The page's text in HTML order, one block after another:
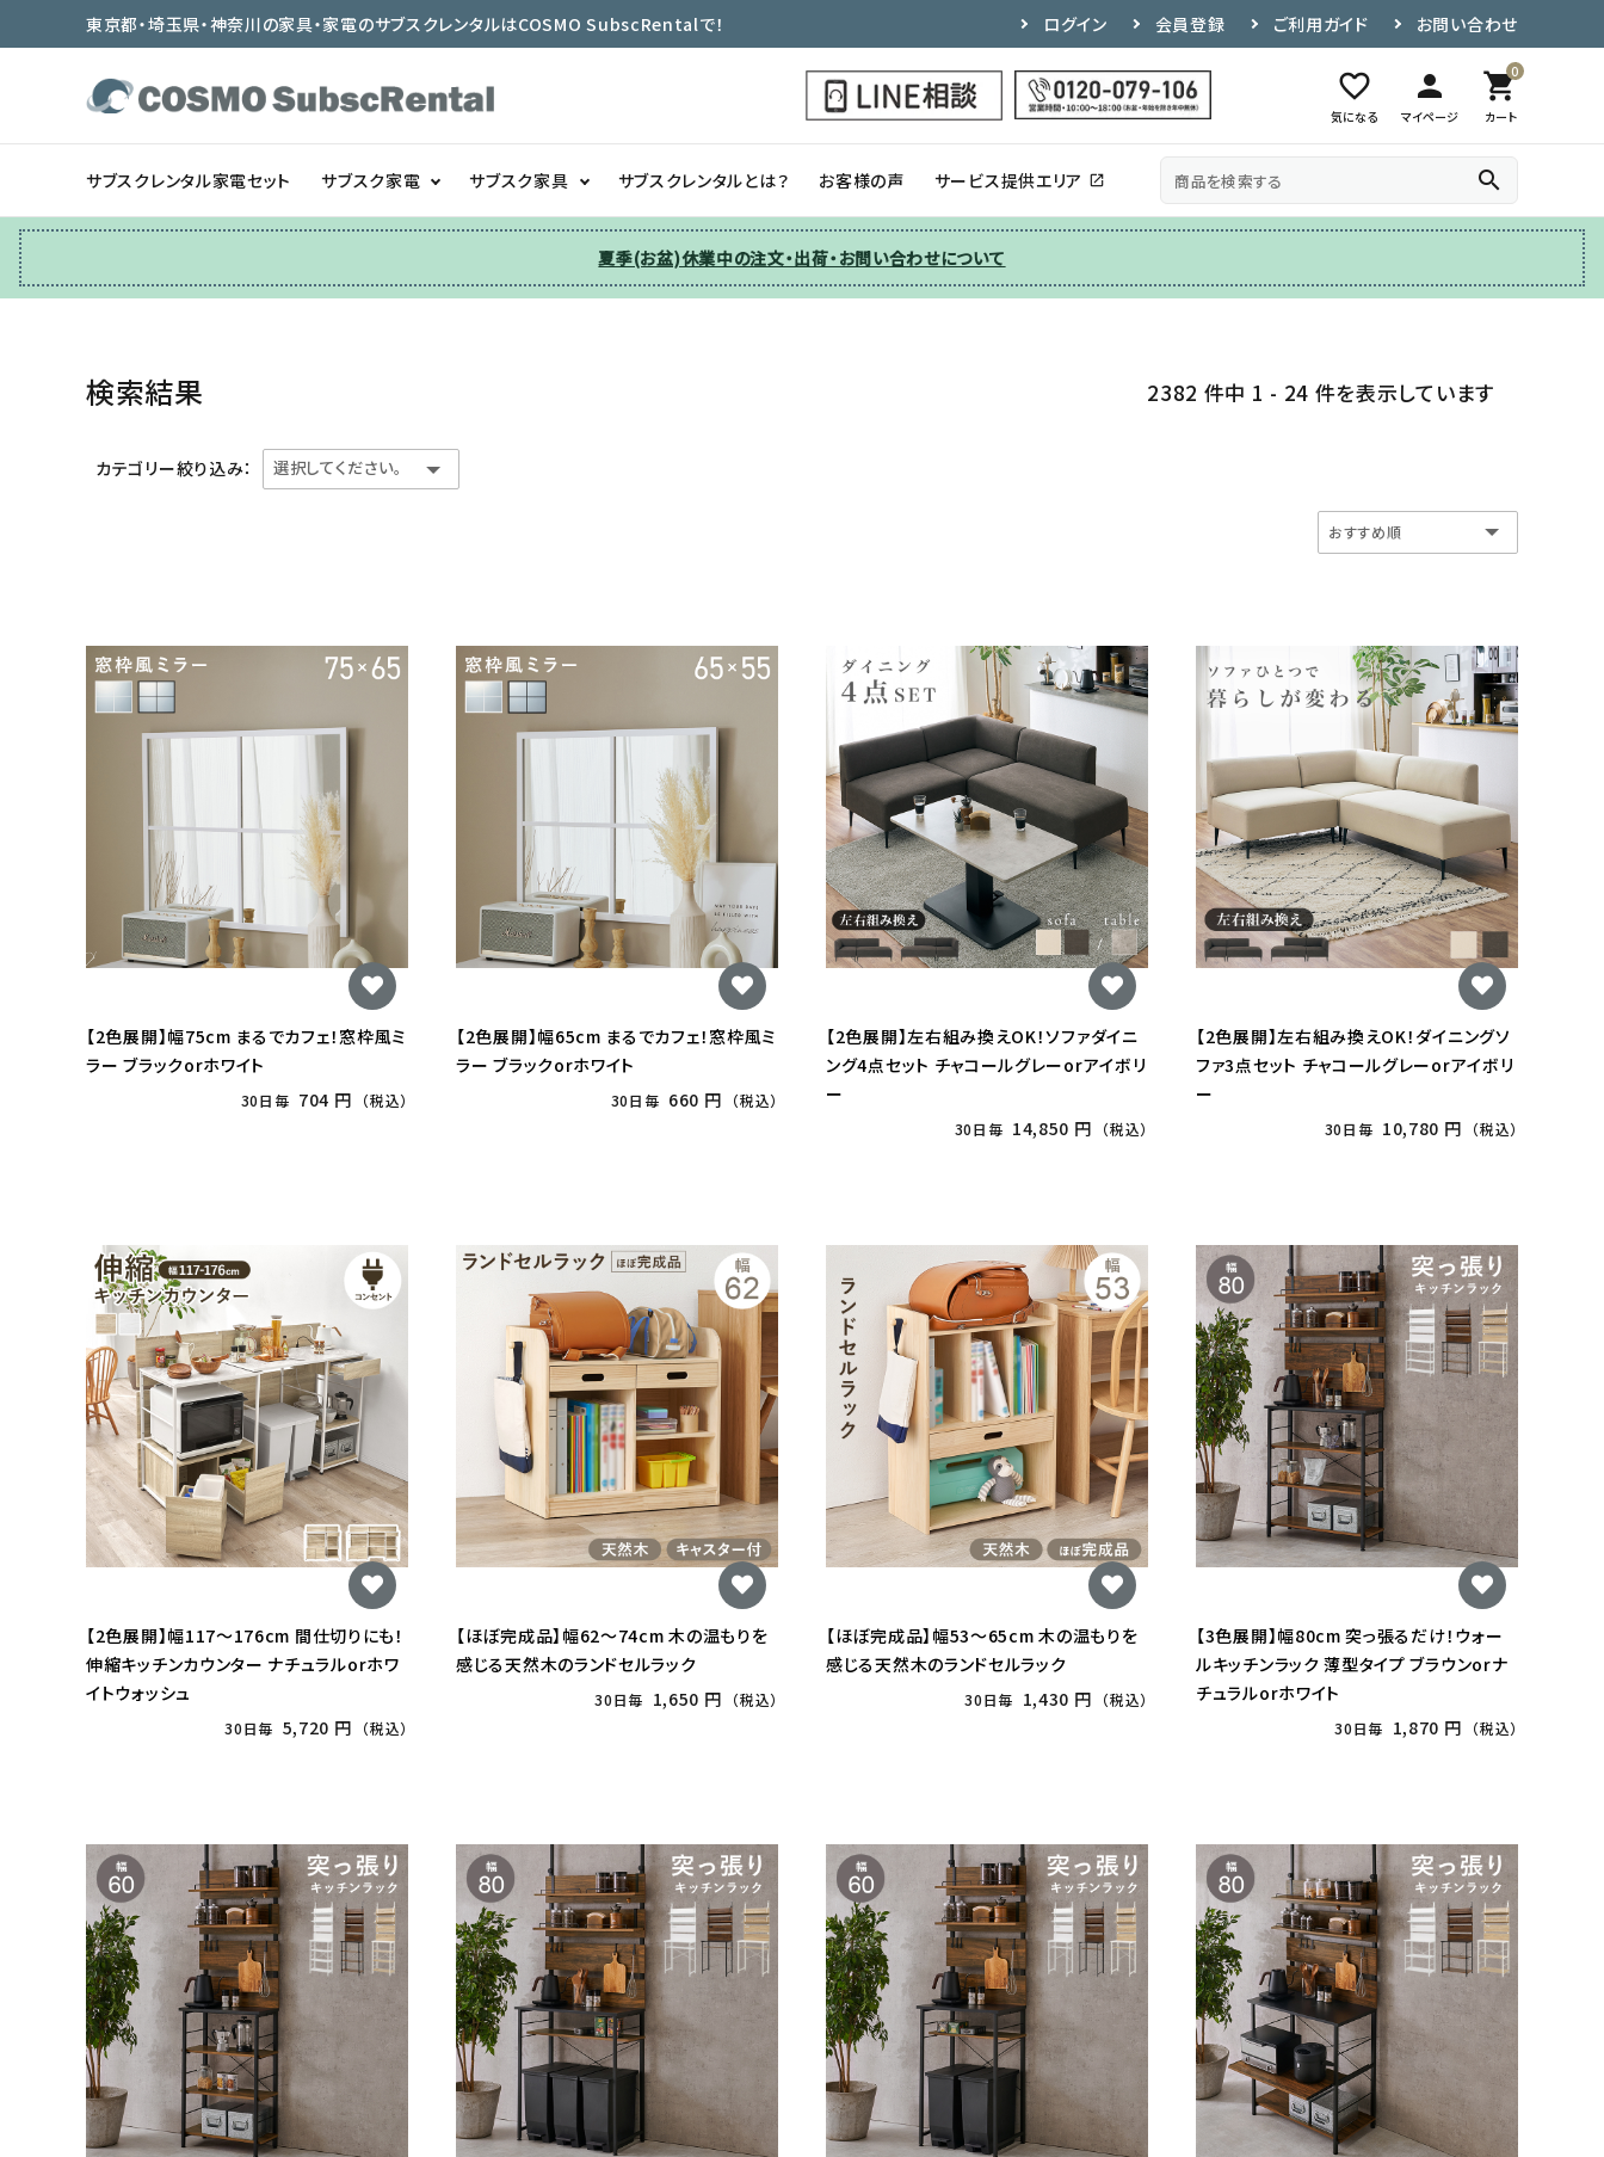
東京都・埼玉県・神奈川の家具・家電のサブスクレンタルはCOSMO SubscRentalで！ ログイン 会員登録 ご利用ガイド お問い合わせ
favorite_border
気になる
person
マイページ
0
shopping_cart
カート
サブスクレンタル家電セット サブスク家電
冷蔵庫 洗濯機 季節家電 その他
サブスク家具
テーブル/デスク チェア ソファー テレビ台
ベッド/寝具
サブスクレンタルとは？ お客様の声 サービス提供エリア open_in_new search
夏季(お盆)休業中の注文・出荷・お問い合わせについて
検索結果 2382 件中 1 - 24 件を表示しています
カテゴリー絞り込み：
【2色展開】幅75cm まるでカフェ！窓枠風ミ
ラー ブラックorホワイト
30日毎 704 円 （税込）
【2色展開】幅65cm まるでカフェ！窓枠風ミ
ラー ブラックorホワイト
30日毎 660 円 （税込）
【2色展開】左右組み換えOK！ソファダイニ
ング4点セット チャコールグレーorアイボリ
ー
30日毎 14,850 円 （税込）
【2色展開】左右組み換えOK！ダイニングソ
ファ3点セット チャコールグレーorアイボリ
ー
30日毎 10,780 円 （税込）
【2色展開】幅117〜176cm 間仕切りにも！
伸縮キッチンカウンター ナチュラルorホワ
イトウォッシュ
30日毎 5,720 円 （税込）
【ほぼ完成品】幅62〜74cm 木の温もりを
感じる天然木のランドセルラック
30日毎 1,650 円 （税込）
【ほぼ完成品】幅53〜65cm 木の温もりを
感じる天然木のランドセルラック
30日毎 1,430 円 （税込）
【3色展開】幅80cm 突っ張るだけ！ウォー
ルキッチンラック 薄型タイプ ブラウンorナ
チュラルorホワイト
30日毎 1,870 円 （税込）